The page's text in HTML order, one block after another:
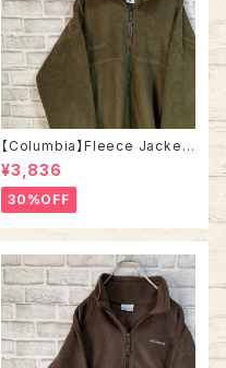
【Columbia】Fleece Jacket
L コロンビア フリース ジャケッ
ト ワンポイントロゴ 刺繍ロゴ カ
ーキ ワントーン アメリカ USA
古着
¥3,836
30%OFF